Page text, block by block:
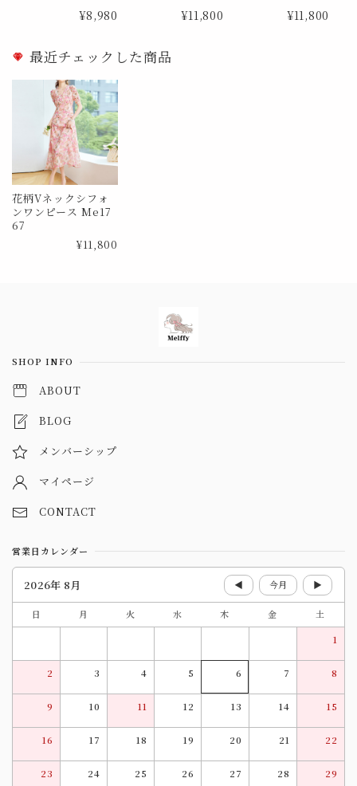
¥8,980 ¥11,800 ¥11,800
最近チェックした商品
花柄Vネックシフォ
ンワンピース Me17
67
¥11,800
SHOP INFO
ABOUT
BLOG
メンバーシップ
マイページ
CONTACT
営業日カレンダー
2026年 8月 ◀ 今月 ▶
日 月 火 水 木 金
土
1
2 3 4 5 6 7 8
9 10 11 12 13 14 15
16 17 18 19 20 21 22
23 24 25 26 27 28 29